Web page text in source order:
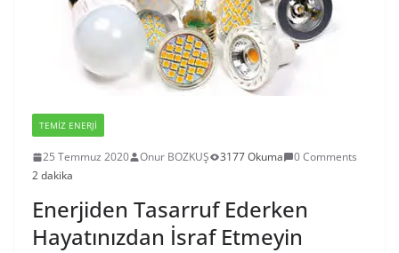
TEMIZ ENERJI
25 Temmuz 2020 Onur BOZKUŞ 3177 Okuma
0 Comments
2 dakika
Enerjiden Tasarruf Ederken
Hayatınızdan İsraf Etmeyin